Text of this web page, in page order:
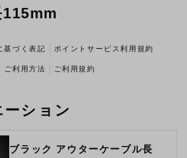
基づく表記 ポイントサービス利用規約
ご利用方法 ご利用規約
ション
ブラック アウターケーブル長